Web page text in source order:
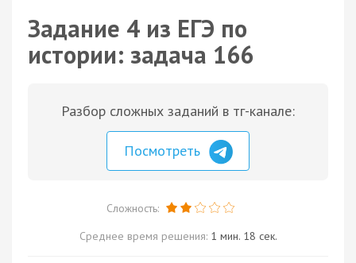
Задание 4 из ЕГЭ по
истории: задача 166
Разбор сложных заданий в тг-канале:
Посмотреть
Сложность:
Среднее время решения: 1 мин. 18 сек.